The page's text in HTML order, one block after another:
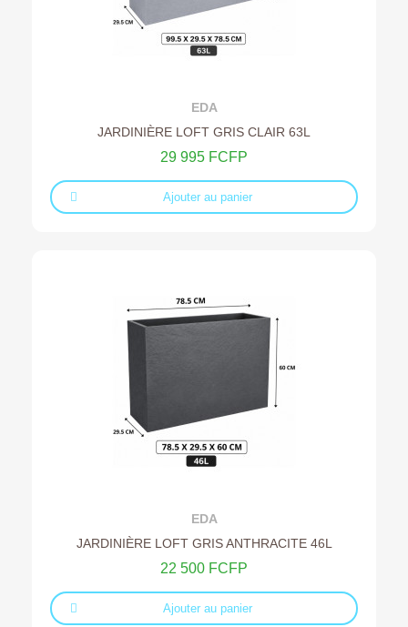
Ajouter au devis
EDA
JARDINIÈRE LOFT GRIS CLAIR 63L
29 995 FCFP
Ajouter au panier
Ajouter au devis
EDA
JARDINIÈRE LOFT GRIS ANTHRACITE 46L
22 500 FCFP
Ajouter au panier